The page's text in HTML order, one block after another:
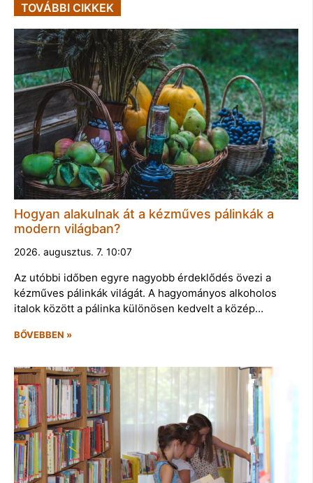
TOVÁBBI CIKKEK
Hogyan alakulnak át a kézműves pálinkák a
modern világban?
2026. augusztus. 7. 10:07
Az utóbbi időben egyre nagyobb érdeklődés övezi a
kézműves pálinkák világát. A hagyományos alkoholos
italok között a pálinka különösen kedvelt a közép…
BŐVEBBEN »